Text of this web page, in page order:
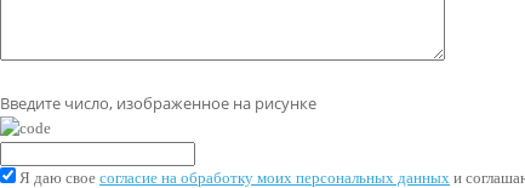
Введите число, изображенное на рисунке
Я даю свое согласие на обработку моих персональных данных и